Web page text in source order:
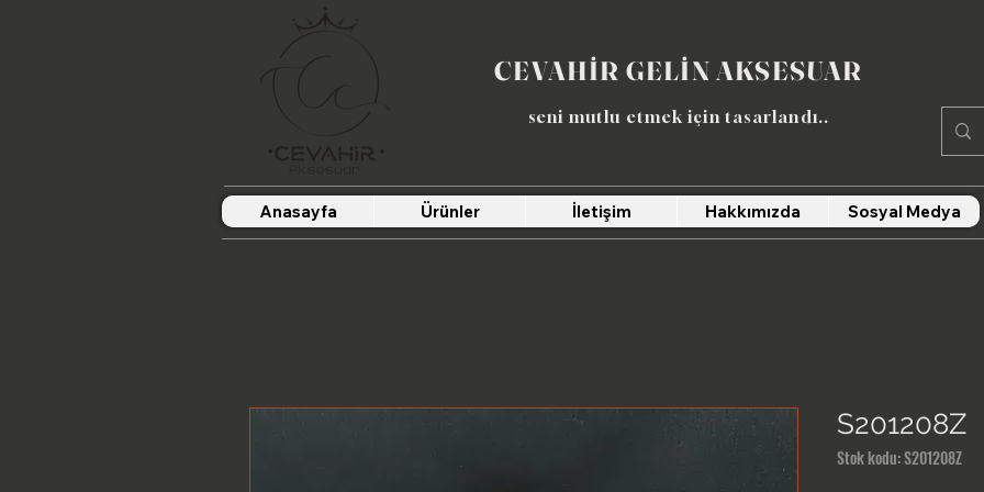
CEVAHİR GELİN AKSESUAR
seni mutlu etmek için tasarlandı​..
Anasayfa Ürünler İletişim Hakkımızda Sosyal Medya
S201208Z
Stok kodu: S201208Z